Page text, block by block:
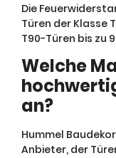
Die
Türen der Klasse
T90-Türen bis zu
Welche
an?
Hummel
Anbieter, der